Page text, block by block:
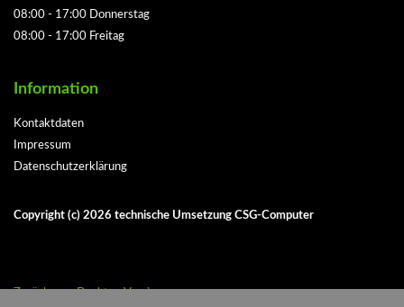
08:00 - 17:00 Donnerstag
08:00 - 17:00 Freitag
Information
Kontaktdaten
Impressum
Datenschutzerklärung
Copyright (c) 2026 technische Umsetzung CSG-Computer
Zurück zum Desktop Version